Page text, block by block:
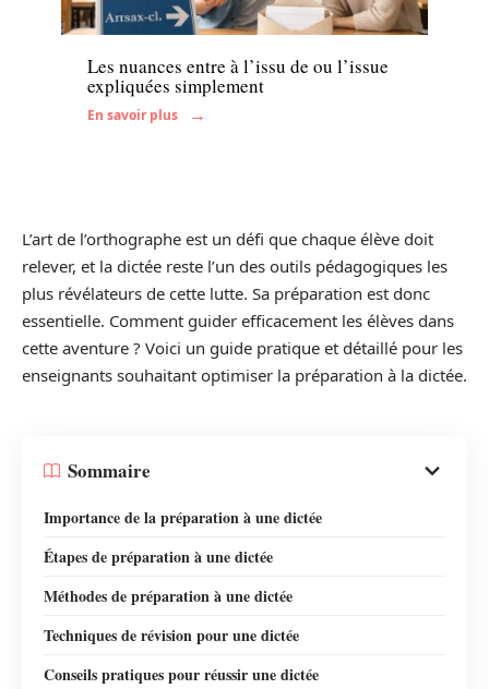
Enfant
Les nuances entre à l’issu de ou l’issue
expliquées simplement
En savoir plus
L’art de l’orthographe est un défi que chaque élève doit
relever, et la dictée reste l’un des outils pédagogiques les
plus révélateurs de cette lutte. Sa préparation est donc
essentielle. Comment guider efficacement les élèves dans
cette aventure ? Voici un guide pratique et détaillé pour les
enseignants souhaitant optimiser la préparation à la dictée.
Sommaire
Importance de la préparation à une dictée
Étapes de préparation à une dictée
Méthodes de préparation à une dictée
Techniques de révision pour une dictée
Conseils pratiques pour réussir une dictée